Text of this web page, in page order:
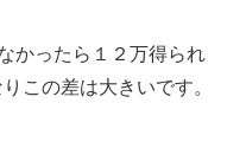
かったら１２万得られ
この差は大きいです。